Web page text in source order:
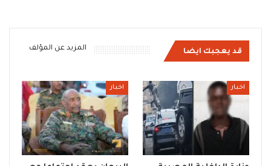
قد يعجبك ايضا المزيد عن المؤلف
اخبار اخبار